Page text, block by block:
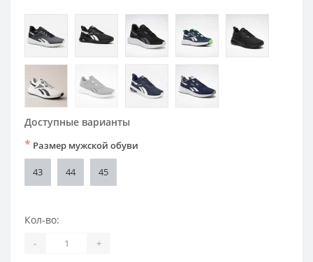
Доступные варианты
* Размер мужской обуви
43 44 45
Кол-во:
- +